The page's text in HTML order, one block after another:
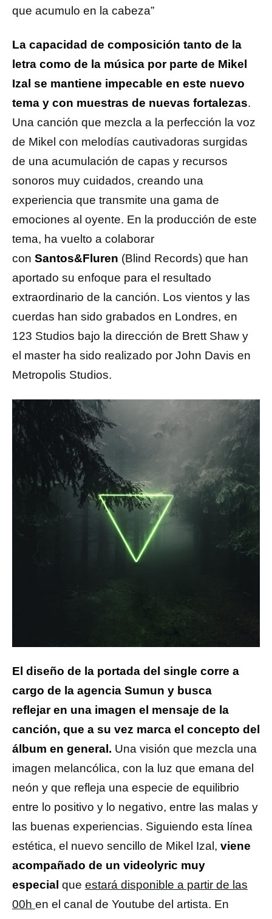
que acumulo en la cabeza”
La capacidad de composición tanto de la
letra como de la música por parte de Mikel
Izal se mantiene impecable en este nuevo
tema y con muestras de nuevas fortalezas.
Una canción que mezcla a la perfección la voz
de Mikel con melodías cautivadoras surgidas
de una acumulación de capas y recursos
sonoros muy cuidados, creando una
experiencia que transmite una gama de
emociones al oyente. En la producción de este
tema, ha vuelto a colaborar
con Santos&Fluren (Blind Records) que han
aportado su enfoque para el resultado
extraordinario de la canción. Los vientos y las
cuerdas han sido grabados en Londres, en
123 Studios bajo la dirección de Brett Shaw y
el master ha sido realizado por John Davis en
Metropolis Studios.
El diseño de la portada del single corre a
cargo de la agencia Sumun y busca
reflejar en una imagen el mensaje de la
canción, que a su vez marca el concepto del
álbum en general. Una visión que mezcla una
imagen melancólica, con la luz que emana del
neón y que refleja una especie de equilibrio
entre lo positivo y lo negativo, entre las malas y
las buenas experiencias. Siguiendo esta línea
estética, el nuevo sencillo de Mikel Izal, viene
acompañado de un videolyric muy
especial que estará disponible a partir de las
00h en el canal de Youtube del artista. En